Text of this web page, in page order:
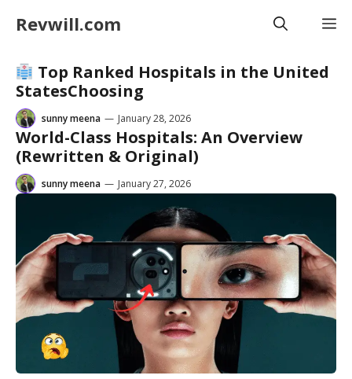
Revwill.com
Top Ranked Hospitals in the United
StatesChoosing
sunny meena — January 28, 2026
World-Class Hospitals: An Overview
(Rewritten & Original)
sunny meena — January 27, 2026